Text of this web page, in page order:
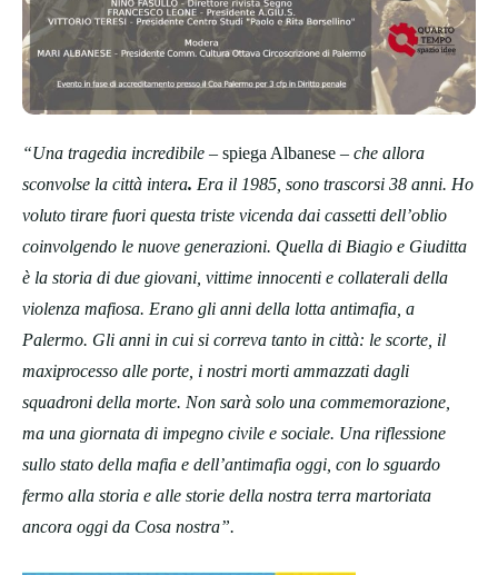
“Una tragedia incredibile – spiega Albanese – che allora
sconvolse la città intera. Era il 1985, sono trascorsi 38 anni. Ho
voluto tirare fuori questa triste vicenda dai cassetti dell’oblio
coinvolgendo le nuove generazioni. Quella di Biagio e Giuditta
è la storia di due giovani, vittime innocenti e collaterali della
violenza mafiosa. Erano gli anni della lotta antimafia, a
Palermo. Gli anni in cui si correva tanto in città: le scorte, il
maxiprocesso alle porte, i nostri morti ammazzati dagli
squadroni della morte. Non sarà solo una commemorazione,
ma una giornata di impegno civile e sociale. Una riflessione
sullo stato della mafia e dell’antimafia oggi, con lo sguardo
fermo alla storia e alle storie della nostra terra martoriata
ancora oggi da Cosa nostra”.